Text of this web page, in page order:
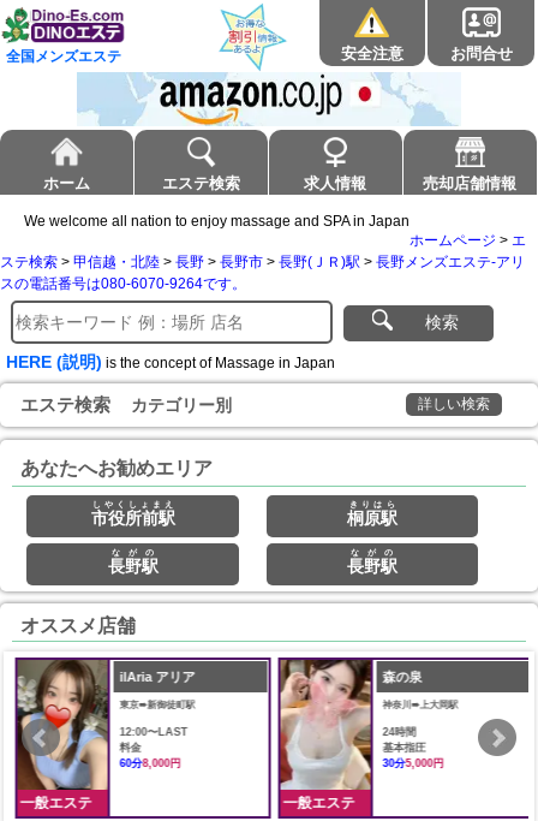
全国メンズエステ 安全注意 お問合せ
ホーム エステ検索 求人情報 売却店舗情報
We welcome all nation to enjoy massage and SPA in Japan
ホームページ > エ
ステ検索 > 甲信越・北陸 > 長野 > 長野市 > 長野(ＪＲ)駅 > 長野メンズエステ-アリ
スの電話番号は080-6070-9264です。
検索
HERE (説明) is the concept of Massage in Japan
エステ検索 カテゴリー別 詳しい検索
あなたへお勧めエリア
市役所前駅
しやくしょまえ
桐原駅
きりはら
長野駅
ながの
長野駅
ながの
オススメ店舗
一般エステ
ilAria アリア
東京➠新御徒町駅
12:00〜LAST
料金
60分8,000円
一般エステ
森の泉
神奈川➠上大岡駅
24時間
基本指圧
30分5,000円